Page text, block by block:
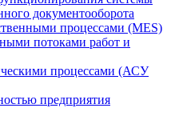
документооборота
процессами (MES)
потоками работ и
процессами (АСУ
предприятия